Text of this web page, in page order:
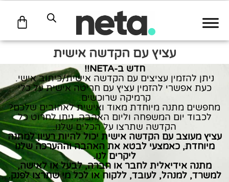
עציץ עם הקדשה אישית
חדש ב-NETA!!
ניתן להזמין עציצים עם הקדשה אישית/כיתוב אישי.
כעת אפשרי להזמין עציץ עם חריטה אישית על כלי
קרמיקה שרוכשים.
מחפשים מתנה מיוחדת מאוד ואישית לאהובים שלכם?
לכבוד יום המשפחה וליום האהבה, ניתן לחרוט כל
הקדשה שתרצו על הכלים שלנו.
עציץ מעוצב עם הקדשה אישית יכול להיות רעיון למתנה
מיוחדת, כאמצעי לבטא את האהבה וההערכה שלנו
ליקרים לנו.
מתנה אידיאלית לחבר או חברה, לבעל או לאישה,
למשרד, למנהל, לעובד, ללקוח או לכל מי שתרצו לפנק.